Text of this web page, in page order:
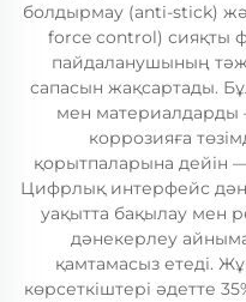
болдырмау (anti-stick)
force control) сияқты
пайдаланушының
сапасын жақсартады.
мен материалдарды
коррозияға
қорытпаларына дейін
Цифрлық интерфейс
уақытта бақылау мен
дәнекерлеу
қамтамасыз етеді.
көрсеткіштері әдетте